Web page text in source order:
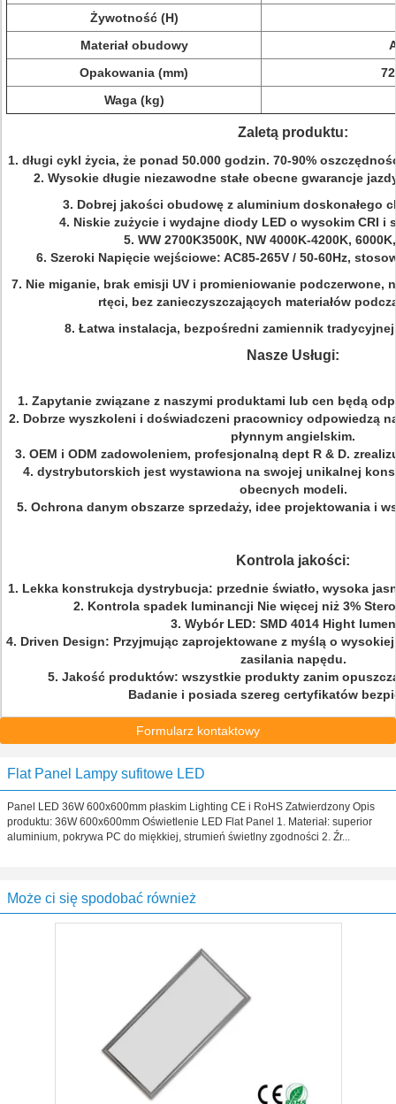
Żywotność (H)
Materiał obudowy
Opakowania (mm)
Waga (kg)
Zaletą produktu:
1. długi cykl życia, że ponad 50.000 godzin. 70-90%
2. Wysokie długie niezawodne stałe obecne gwarancje
3. Dobrej jakości obudowę z aluminium doskonałego
4. Niskie zużycie i wydajne diody LED o wysokim CRI i
5. WW 2700K3500K, NW 4000K-4200K,
6. Szeroki Napięcie wejściowe: AC85-265V / 50-60Hz,
7. Nie miganie, brak emisji UV i promieniowanie podczerwone,
rtęci, bez zanieczyszczających materiałów
8. Łatwa instalacja, bezpośredni zamiennik
Nasze Usługi:
1. Zapytanie związane z naszymi produktami lub cen będą
2. Dobrze wyszkoleni i doświadczeni pracownicy odpowiedzą
płynnym angielskim.
3. OEM i ODM zadowoleniem, profesjonalną dept R & D.
4. dystrybutorskich jest wystawiona na swojej unikalnej
obecnych modeli.
5. Ochrona danym obszarze sprzedaży, idee projektowania i
Kontrola jakości:
1. Lekka konstrukcja dystrybucja: przednie światło, wysoka
2. Kontrola spadek luminancji Nie więcej niż 3%
3. Wybór LED: SMD 4014 Hight
4. Driven Design: Przyjmując zaprojektowane z myślą o
zasilania napędu.
5. Jakość produktów: wszystkie produkty zanim
Badanie i posiada szereg certyfikatów
Formularz kontaktowy
Flat Panel Lampy sufitowe LED
Panel LED 36W 600x600mm płaskim Lighting CE i RoHS Zatwierdzony Opis
produktu: 36W 600x600mm Oświetlenie LED Flat Panel 1. Materiał: superior
aluminium, pokrywa PC do miękkiej, strumień świetlny zgodności 2. Źr...
Może ci się spodobać również